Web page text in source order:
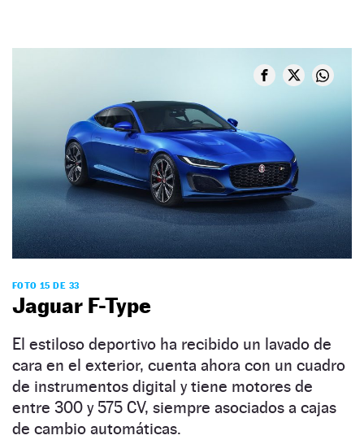
FOTO 15 DE 33
Jaguar F-Type
El estiloso deportivo ha recibido un lavado de
cara en el exterior, cuenta ahora con un cuadro
de instrumentos digital y tiene motores de
entre 300 y 575 CV, siempre asociados a cajas
de cambio automáticas.